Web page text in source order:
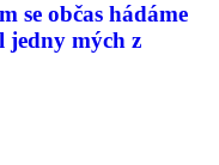
se občas hádáme
jedny mých z